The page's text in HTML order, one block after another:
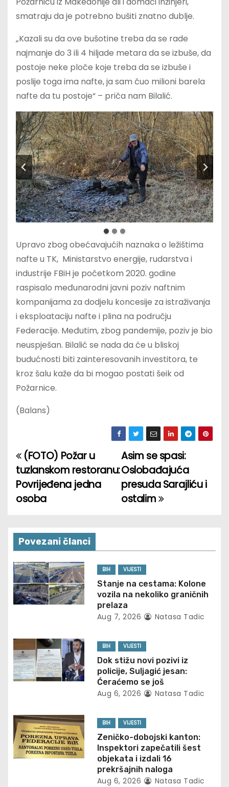
smatraju da je potrebno bušiti znatno dublje.
„Kazali su da ove bušotine treba da se rade
najmanje do 3 ili 4 hiljade metara da se izbuše, da
postoje neke ploče koje treba da se izbuše i
poslije toga ima nafte, ja sam čuo milioni barela
nafte da tu postoje“ – priča nam Bilalić.
Upravo zbog obećavajućih naznaka o ležištima
nafte u TK, Ministarstvo energije, rudarstva i
industrije FBiH je početkom 2020. godine
raspisalo međunarodni javni poziv naftnim
kompanijama za dodjelu koncesije za istraživanja
i eksploataciju nafte i plina na području
Federacije. Međutim, zbog pandemije, poziv je bio
neuspješan. Bilalić se nada da će u bliskoj
budućnosti biti zainteresovanih investitora, te
kroz šalu kaže da bi mogao postati šeik od
Požarnice.
(Balans)
P
o
s
n
a
v
i
a
t
o
n
Asim se spasi:
Oslobađajuća
presuda Sarajliću i
ostalim
(FOTO) Požar u
tuzlanskom restoranu:
Povrijeđena jedna
osoba
Povezani članci
BIH VIJESTI
Stanje na cestama: Kolone
vozila na nekoliko graničnih
prelaza
Aug 7, 2026 Natasa Tadic
BIH VIJESTI
Dok stižu novi pozivi iz
policije, Suljagić jesan:
Ćeraćemo se još
Aug 6, 2026 Natasa Tadic
BIH VIJESTI
Zeničko-dobojski kanton:
Inspektori zapečatili šest
objekata i izdali 16
prekršajnih naloga
Aug 6, 2026 Natasa Tadic